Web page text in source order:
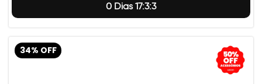
0 Dias 17:3:2
34% OFF